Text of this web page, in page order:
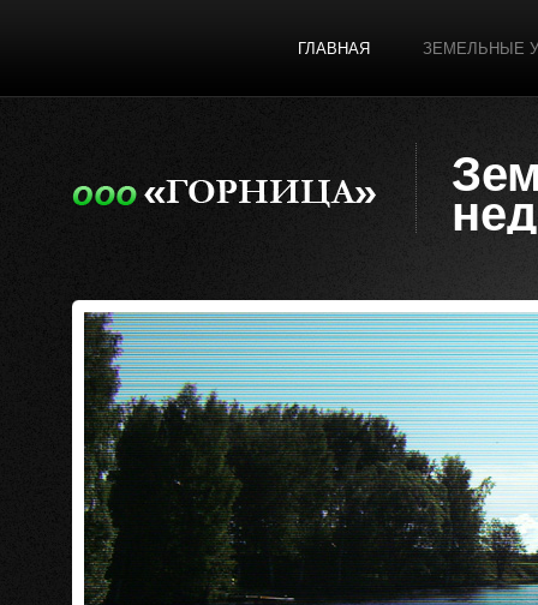
ГЛАВНАЯ ЗЕМЕЛЬНЫЕ